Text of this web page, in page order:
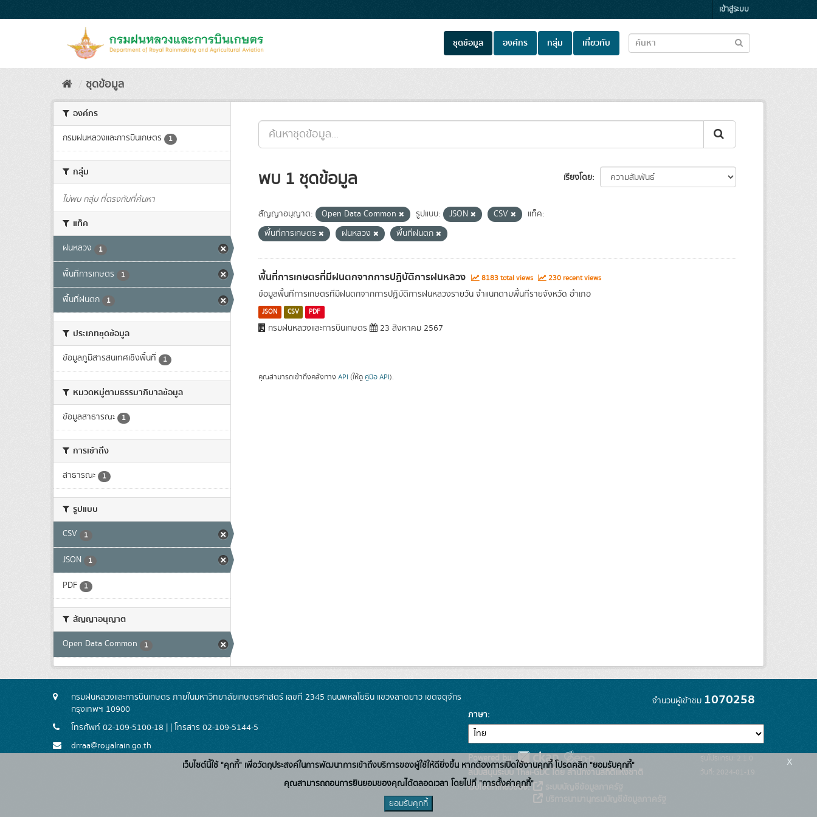
to
เข้าสู่ระบบ
ชุดข้อมูล องค์กร กลุ่ม เกี่ยวกับ
ชุดข้อมูล
องค์กร
กรมฝนหลวงและการบินเกษตร 1
กลุ่ม
ไม่พบ กลุ่ม ที่ตรงกับที่ค้นหา
แท็ค
ฝนหลวง 1
พื้นที่การเกษตร 1
พื้นที่ฝนตก 1
ประเภทชุดข้อมูล
ข้อมูลภูมิสารสนเทศเชิงพื้นที่ 1
หมวดหมู่ตามธรรมาภิบาลข้อมูล
ข้อมูลสาธารณะ 1
การเข้าถึง
สาธารณะ 1
รูปแบบ
CSV 1
JSON 1
PDF 1
สัญญาอนุญาต
Open Data Common 1
เรียงโดย
พบ 1 ชุดข้อมูล
สัญญาอนุญาต: Open Data Common รูปแบบ: JSON CSV
แท็ค:
พื้นที่การเกษตร
ฝนหลวง พื้นที่ฝนตก
พื้นที่การเกษตรที่มีฝนตกจากการปฏิบัติการฝนหลวง 8183 total views 230 recent views
ข้อมูลพื้นที่การเกษตรที่มีฝนตกจากการปฏิบัติการฝนหลวงรายวัน จำแนกตามพื้นที่รายจังหวัด อำเภอ
JSON CSV PDF
กรมฝนหลวงและการบินเกษตร 23 สิงหาคม 2567
คุณสามารถเข้าถึงคลังทาง API (ให้ดู คู่มือ API).
กรมฝนหลวงและการบินเกษตร ภายในมหาวิทยาลัยเกษตรศาสตร์ เลขที่ 2345 ถนนพหลโยธิน แขวงลาดยาว เขตจตุจักร
กรุงเทพฯ 10900
โทรศัพท์ 02-109-5100-18 | | โทรสาร 02-109-5144-5
drraa@royalrain.go.th
จำนวนผู้เข้าชม 1070258
ภาษา
Powered by:
สนับสนุนระบบ Thai-GDC โดย สำนักงานสถิติแห่งชาติ
เว็บไซต์ที่เกี่ยวข้อง:
ระบบบัญชีข้อมูลภาครัฐ
บริการนามานุกรมบัญชีข้อมูลภาครัฐ
รุ่นโปรแกรม: 2.1.0
วันที่: 2024-01-19
เว็บไซต์นี้ใช้ "คุกกี้" เพื่อวัตถุประสงค์ในการพัฒนาการเข้าถึงบริการของผู้ใช้ให้ดียิ่งขึ้น หากต้องการเปิดใช้งานคุกกี้ โปรดคลิก "ยอมรับคุกกี้"
คุณสามารถถอนการยินยอมของคุณได้ตลอดเวลา โดยไปที่ "การตั้งค่าคุกกี้"
ยอมรับคุกกี้
x